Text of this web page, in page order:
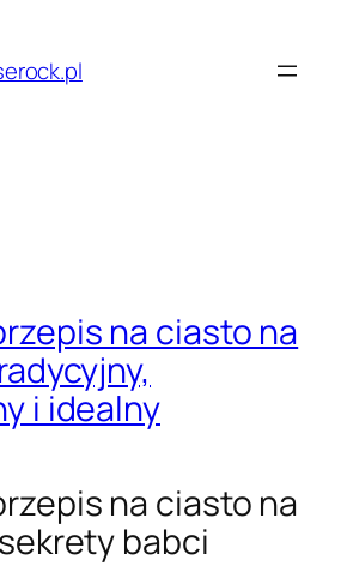
na ciasto na
i idealny
na ciasto na
babci